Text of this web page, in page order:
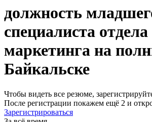
должность
специалиста отдела
маркетинга на
Байкальске
Чтобы видеть все резюме,
После регистрации покажем ещё 2 и
Зарегистрироваться